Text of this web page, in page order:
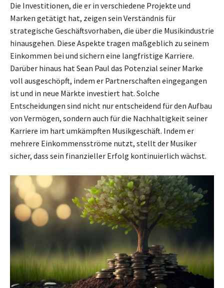
Die Investitionen, die er in verschiedene Projekte und
Marken getätigt hat, zeigen sein Verständnis für
strategische Geschäftsvorhaben, die über die Musikindustrie
hinausgehen. Diese Aspekte tragen maßgeblich zu seinem
Einkommen bei und sichern eine langfristige Karriere.
Darüber hinaus hat Sean Paul das Potenzial seiner Marke
voll ausgeschöpft, indem er Partnerschaften eingegangen
ist und in neue Märkte investiert hat. Solche
Entscheidungen sind nicht nur entscheidend für den Aufbau
von Vermögen, sondern auch für die Nachhaltigkeit seiner
Karriere im hart umkämpften Musikgeschäft. Indem er
mehrere Einkommensströme nutzt, stellt der Musiker
sicher, dass sein finanzieller Erfolg kontinuierlich wächst.